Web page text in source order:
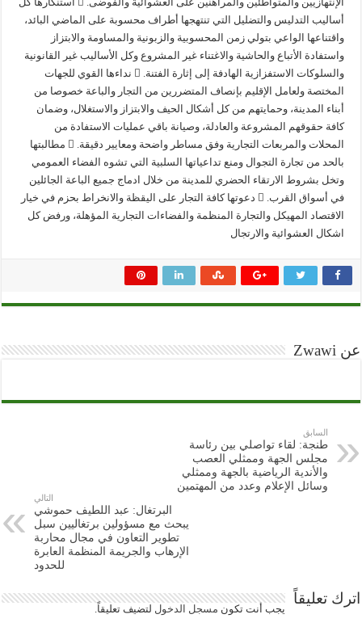
أساليب التدليس والتضليل التي تنتهجها أطراف محسوبة على الماضي البائد،
واقتناعها الواعي بتولي زمن المحسوبية والزبونية والمساومة والابتزاز
واستفادة الأتباع والحاشية والاغتناء غير المشروع وكل الأساليب غير القانونية
والسلوكات الاستفزازية الهادفة إلى إثارة الفتنة.  نداءها القوي للجهات
المختصة ولعامل الإقليم بإنصاف المتضررين من التجار والباعة خصوصا من
أبناء المدينة، وحمايتهم من كل أشكال الحيف والابتزاز والاستغلال، وضمان
كافة حقوقهم المشروعة والعادلة، وصيانة باقي عمليات الاستفادة من
المحلات والمربعات التجارية وفق مساطر واضحة ومعايير دقيقة.  مطالبتها
بالحد من تجارة التجوال ومنع تداعياتها السلبية التي تشوه الفضاء العمومي
وتخل بشروط الارتقاء الحضري للمدينة من خلال ادماج جميع الباعة الجائلين
في أسواق القرب.  دعوتها كافة التجار على اليقظة والانخراط بحزم في خيار
الاقتصاد المهيكل والتجارة المنظمة والفضاءات التجارية المؤهلة، ورفض كل
اشكال العشوائية والارتجال
عن Zwawi
السابق
طنجة: لقاء تواصلي بين رئاسة
مجلس الجهة وممثلي العصب
والأندية الرياضية بالجهة وممثلي
وسائل الإعلام وعدد من المهتمين
التالي
البرتغال: عبد اللطيف حموشي
يبحث مع مسؤولين برتغاليين سبل
تطوير التعاون في مجال محاربة
الإرهاب والجريمة المنظمة العابرة
للحدود
اترك تعليقاً
يجب أنت تكون مسجل الدخول لتضيف تعليقاً.